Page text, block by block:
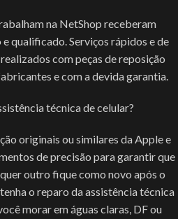
na NetShop receberam
qualificado. Serviços rápidos e de
com peças de reposição
e com a devida garantia.
técnica de celular?
originais ou similares da Apple e
de precisão para garantir que
outro fique como novo após o
o reparo da assistência técnica
morar em águas claras, DF ou